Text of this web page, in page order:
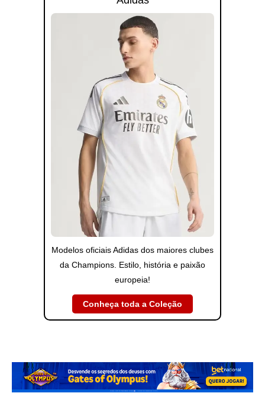
Modelos oficiais Adidas dos maiores clubes
da Champions. Estilo, história e paixão
europeia!
Conheça toda a Coleção